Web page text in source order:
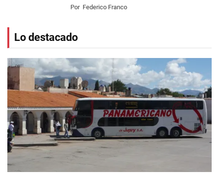
Por Federico Franco
Lo destacado